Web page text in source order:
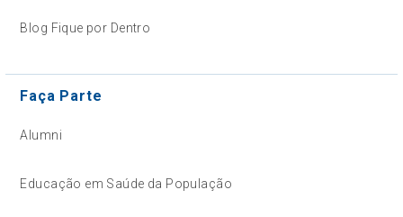
Blog Fique por Dentro
Faça Parte
Alumni
Educação em Saúde da População